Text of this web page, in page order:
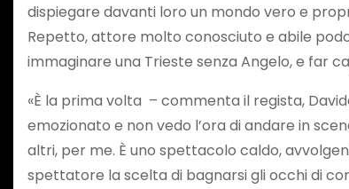
dispiegare davanti loro un mondo vero e
Repetto, attore molto conosciuto e abile
immaginare una Trieste senza Angelo, e far
«È la prima volta – commenta il regista,
emozionato e non vedo l’ora di andare in
altri, per me. È uno spettacolo caldo,
spettatore la scelta di bagnarsi gli occhi di